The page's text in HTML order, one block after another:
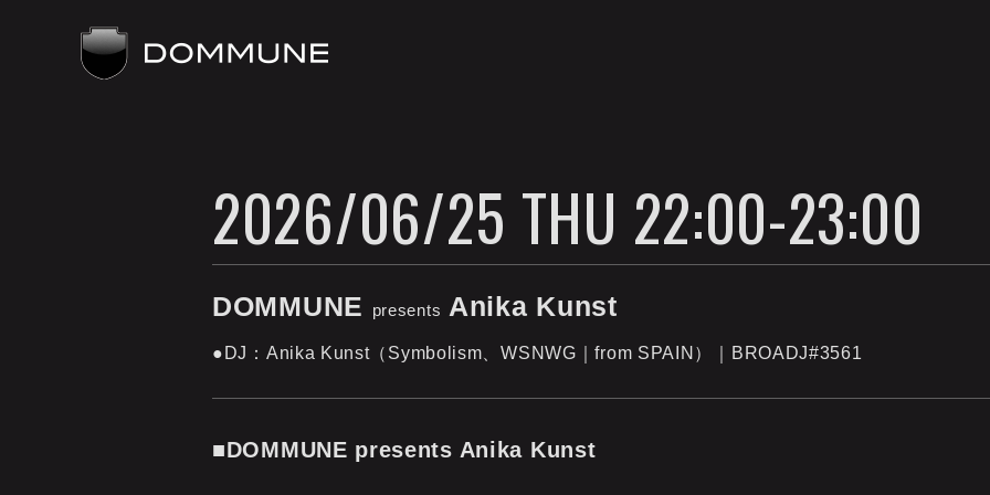
2026/06/25 THU 22:00-23:00
DOMMUNE presents Anika Kunst
●DJ：Anika Kunst（Symbolism、WSNWG｜from SPAIN）｜BROADJ#3561
■DOMMUNE presents Anika Kunst